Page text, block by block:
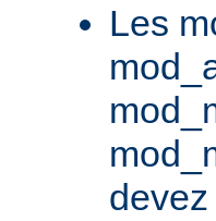
Les